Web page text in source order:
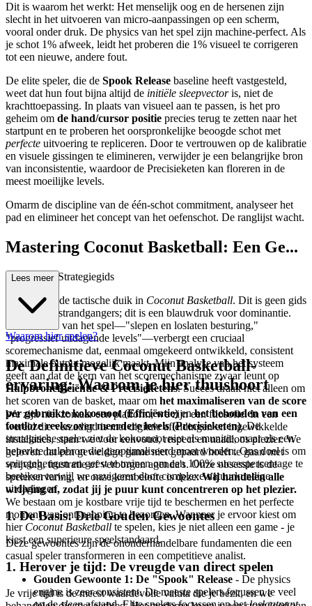
Dit is waarom het werkt: Het menselijk oog en de hersenen zijn
slecht in het uitvoeren van micro-aanpassingen op een scherm,
vooral onder druk. De physics van het spel zijn machine-perfect. Als
je schot 1% afweek, leidt het proberen die 1% visueel te corrigeren
tot een nieuwe, andere fout.
De elite speler, die de Spook Release baseline heeft vastgesteld,
weet dat hun fout bijna altijd de initiële sleepvectoris, niet de
krachttoepassing. In plaats van visueel aan te passen, is het pro
geheim om de hand/cursor positie precies terug te zetten naar het
startpunt en te proberen het oorspronkelijke beoogde schot met
perfecte uitvoering te repliceren. Door te vertrouwen op de kalibratie
en visuele gissingen te elimineren, verwijder je een belangrijke bron
van inconsistentie, waardoor de Precisieketen kan floreren in de
meest moeilijke levels.
Omarm de discipline van de één-schot commitment, analyseer het
pad en elimineer het concept van het oefenschot. De ranglijst wacht.
Mastering Coconut Basketball: Een Ge...
avanceerde Strategiegids
Welkom bij de tactische duik in Coconut Basketball. Dit is geen gids
voor casual strandgangers; dit is een blauwdruk voor dominantie.
De eenvoud van het spel—"slepen en loslaten besturing,"
"progressief uitdagende levels"—verbergt een cruciaal
scoremechanisme dat, eenmaal omgekeerd ontwikkeld, consistent
maximale output mogelijk maakt. Mijn analyse van het systeem
geeft aan dat de kern van het scoremechanisme zwaar leunt op
Hulpbronefficiëntie & Precisieketens. Succes draait niet alleen om
het scoren van de basket, maar om het maximaliseren van de score
per gebruikte kokosnoot (Efficiëntie)enhet behouden van een
foutloze reeks over meerdere levels (Precisieketen). De
strategische speler ziet de kokosnoot niet als munitie, maar als een
beperkte hulpbron die geoptimaliseerd moet worden. Ons doel is om
spiergeheugen en geest te trainen om een 100% succespercentage te
bereiken terwijl we navigeren door complexe natuurkundige
uitdagingen.
1. De Basis: Drie Gouden Gewoontes
Deze gewoontes zijn de ononderhandelbare fundamenten die een
casual speler transformeren in een competitieve analist.
Gouden Gewoonte 1: De "Spook" Release - De physics
engine is zeer consistent. De meeste spelers focussen te veel
Lees meer
Waarom hier spelen?
De Definitieve Coconut Basketball-
ervaring: Waarom je hier thuishoort
We zijn niet zomaar een platform; we zijn een filosofie. In een
wereld die verzadigd is met digitale afleidingen en ingewikkelde
installaties, staan we voor eenvoud, respect en naadloos plezier. We
geloven dat een geweldige game niet gepaard hoeft te gaan met
wrijving, frustratie of verborgen agenda's. Onze obsessie is de
spelerservaring, en onze kernbelofte is deze:Wij handelen alle
wrijving af, zodat jij je puur kunt concentreren op het plezier.
We bestaan om je kostbare vrije tijd te beschermen en het perfecte
moment van ontsnapping te bezorgen. Wanneer je ervoor kiest om
hier Coconut Basketball te spelen, kies je niet alleen een game - je
kiest een superieure speelstandaard.
1. Herover je tijd: De vreugde van direct spelen
Je vrije tijd is de meest waardevolle valuta die je bezit, en we